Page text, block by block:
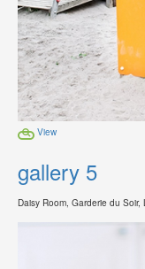
View
gallery 5
Daisy Room, Garderie du